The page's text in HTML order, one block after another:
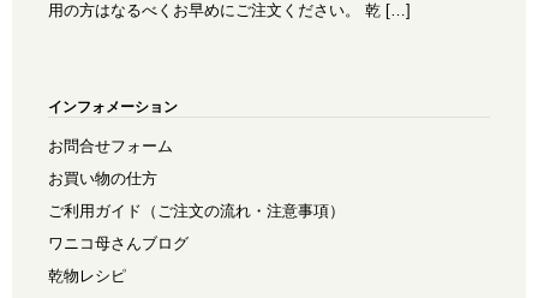
用の方はなるべくお早めにご注文ください。 乾 […]
インフォメーション
お問合せフォーム
お買い物の仕方
ご利用ガイド（ご注文の流れ・注意事項）
ワニコ母さんブログ
乾物レシピ